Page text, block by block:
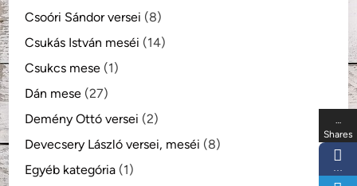
Csoóri Sándor versei (8)
Csukás István meséi (14)
Csukcs mese (1)
Dán mese (27)
Demény Ottó versei (2)
Devecsery László versei, meséi (8)
Egyéb kategória (1)
Shares